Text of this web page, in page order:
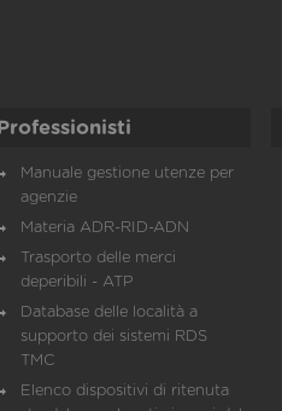
Professionisti
Manuale gestione utenze per
agenzie
Materia ADR-RID-ADN
Trasporto delle merci
deperibili - ATP
Database delle località a
supporto dei sistemi RDS
TMC
Elenco dispositivi di ritenuta